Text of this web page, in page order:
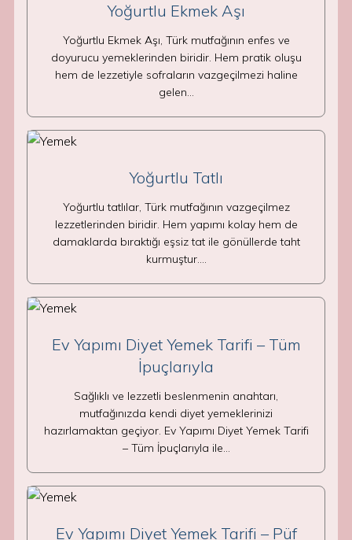
Yoğurtlu Ekmek Aşı
Yoğurtlu Ekmek Aşı, Türk mutfağının enfes ve
doyurucu yemeklerinden biridir. Hem pratik oluşu
hem de lezzetiyle sofraların vazgeçilmezi haline
gelen…
Yoğurtlu Tatlı
Yoğurtlu tatlılar, Türk mutfağının vazgeçilmez
lezzetlerinden biridir. Hem yapımı kolay hem de
damaklarda bıraktığı eşsiz tat ile gönüllerde taht
kurmuştur.…
Ev Yapımı Diyet Yemek Tarifi – Tüm
İpuçlarıyla
Sağlıklı ve lezzetli beslenmenin anahtarı,
mutfağınızda kendi diyet yemeklerinizi
hazırlamaktan geçiyor. Ev Yapımı Diyet Yemek Tarifi
– Tüm İpuçlarıyla ile…
Ev Yapımı Diyet Yemek Tarifi – Püf